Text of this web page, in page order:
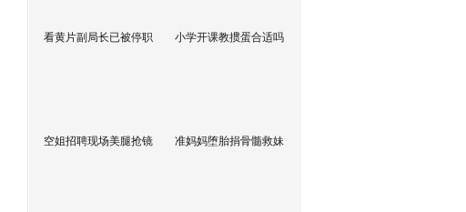
看黄片副局长已被停职 小学开课教掼蛋合适吗
空姐招聘现场美腿抢镜 准妈妈堕胎捐骨髓救妹